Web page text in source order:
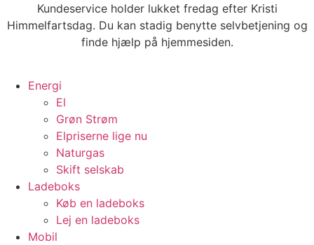
til
Kundeservice holder lukket fredag efter Kristi
Himmelfartsdag. Du kan stadig benytte selvbetjening og
finde hjælp på hjemmesiden.
Energi
El
Grøn Strøm
Elpriserne lige nu
Naturgas
Skift selskab
Ladeboks
Køb en ladeboks
Lej en ladeboks
Mobil